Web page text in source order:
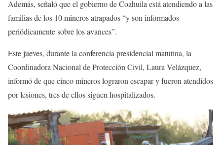
Además, señaló que el gobierno de Coahuila está atendiendo a las
familias de los 10 mineros atrapados “y son informados
periódicamente sobre los avances”.
Este jueves, durante la conferencia presidencial matutina, la
Coordinadora Nacional de Protección Civil, Laura Velázquez,
informó de que cinco mineros lograron escapar y fueron atendidos
por lesiones, tres de ellos siguen hospitalizados.